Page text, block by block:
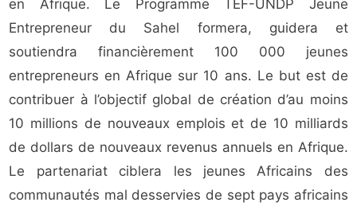
en Afrique. Le Programme TEF-UNDP Jeune
Entrepreneur du Sahel formera, guidera et
soutiendra financièrement 100 000 jeunes
entrepreneurs en Afrique sur 10 ans. Le but est de
contribuer à l’objectif global de création d’au moins
10 millions de nouveaux emplois et de 10 milliards
de dollars de nouveaux revenus annuels en Afrique.
Le partenariat ciblera les jeunes Africains des
communautés mal desservies de sept pays africains